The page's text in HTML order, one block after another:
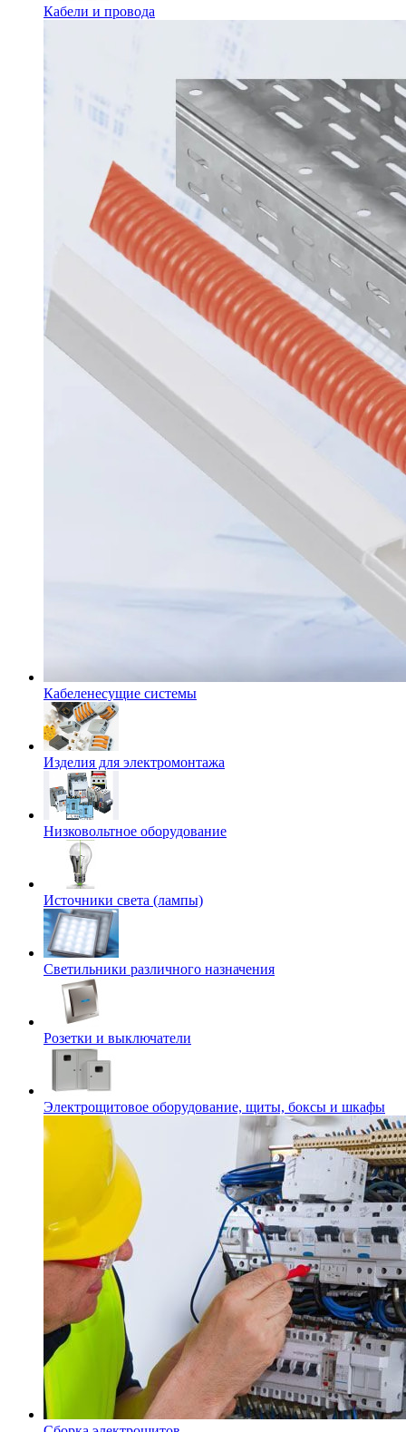
Кабели и провода
Кабеленесущие системы
Изделия для электромонтажа
Низковольтное оборудование
Источники света (лампы)
Светильники различного назначения
Розетки и выключатели
Электрощитовое оборудование, щиты, боксы и шкафы